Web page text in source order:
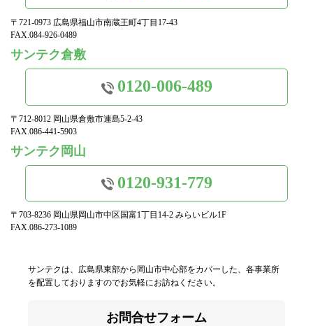
〒721-0973 広島県福山市南蔵王町4丁目17-43
FAX.084-926-0489
サンテク倉敷
0120-006-489
〒712-8012 岡山県倉敷市連島5-2-43
FAX.086-441-5903
サンテク岡山
0120-931-779
〒703-8236 岡山県岡山市中区国富1丁目14-2 みらいビル1F
FAX.086-273-1089
サンテクは、広島県東部から岡山市中心部をカバーした、各事業所
を配置しておりますのでお気軽にお訪ねください。
お問合せフォーム